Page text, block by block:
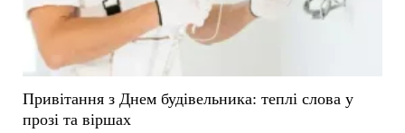
Привітання з Днем будівельника: теплі слова у
прозі та віршах